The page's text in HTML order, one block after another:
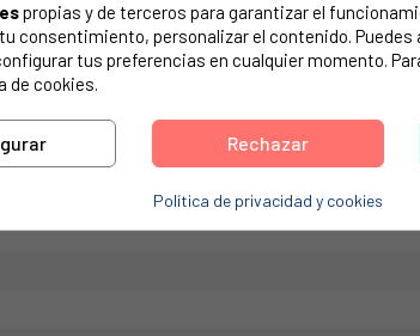
tu electrodoméstico. Suele estar formado por
propias y de terceros para garantizar el
consentimiento, personalizar el contenido.
tus preferencias en cualquier momento.
de cookies.
Rechazar
Política de privacidad y cookies